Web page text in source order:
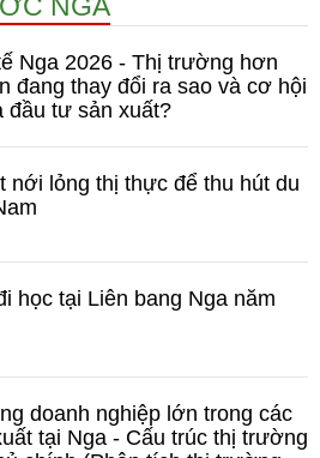
NGA
Nga 2026 - Thị trường hơn
đang thay đổi ra sao và cơ hội
đầu tư sản xuất?
nới lỏng thị thực để thu hút du
học tại Liên bang Nga năm
doanh nghiệp lớn trong các
tại Nga - Cấu trúc thị trường